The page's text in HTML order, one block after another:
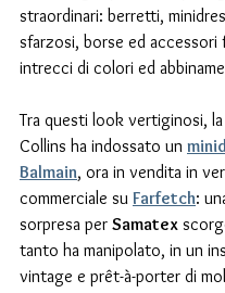
straordinari: berretti,
sfarzosi, borse ed accessori
intrecci di colori ed
Tra questi look vertiginosi, la
Collins ha indossato un
Balmain, ora in vendita in
commerciale su Farfetch:
sorpresa per Samatex
tanto ha manipolato, in un
vintage e prêt-à-porter di